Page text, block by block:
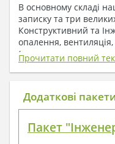
В основному складі
записку та три
Конструктивний та
опалення,
( купується за
1. До складу
входять:
План покрівлі
Прочитати повний
Додаткові
Пакет